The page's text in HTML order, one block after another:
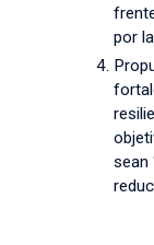
por
sean